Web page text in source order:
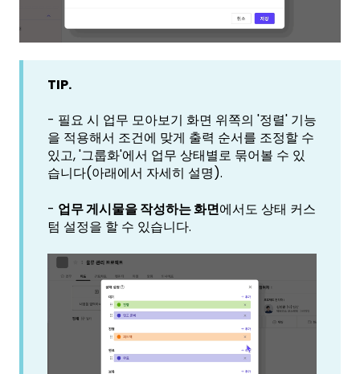
TIP.
- 필요 시 업무 모아보기 화면 위쪽의 '정렬' 기능
을 적용해서 조건에 맞게 출력 순서를 조정할 수
있고, '그룹화'에서 업무 상태별로 묶어볼 수 있
습니다(아래에서 자세히 설명).
- 업무 게시물을 작성하는 화면에서도 상태 커스
텀 설정을 할 수 있습니다.